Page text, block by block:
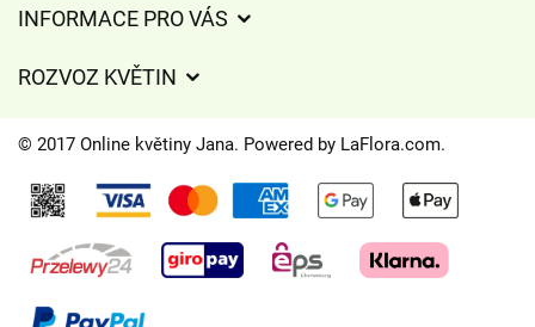
INFORMACE PRO VÁS
Význam druhů květin
Podmínky ochrany osobních údajů
O nás
ROZVOZ KVĚTIN
Informace k rozvozu květin
Jak udržet květiny co nejdéle čerstvé
Cookies
Kontakt
© 2017 Online květiny Jana. Powered by LaFlora.com.